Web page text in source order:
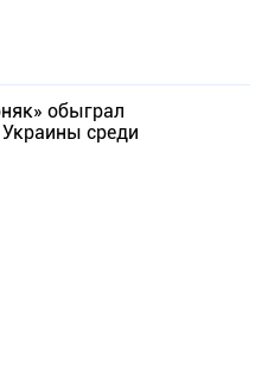
обыграл
среди